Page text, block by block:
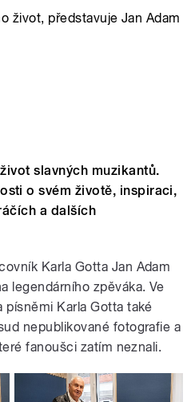
život, představuje Jan Adam
slavných muzikantů.
o svém životě, inspiraci,
a dalších
Karla Gotta Jan Adam
legendárního zpěváka. Ve
písněmi Karla Gotta také
nepublikované fotografie a
fanoušci zatím neznali.